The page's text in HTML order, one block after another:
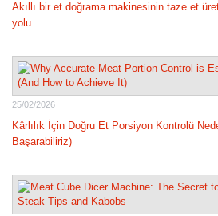
Akıllı bir et doğrama makinesinin taze et
yolu
25/02/2026
Kârlılık İçin Doğru Et Porsiyon Kontrolü
Başarabiliriz)